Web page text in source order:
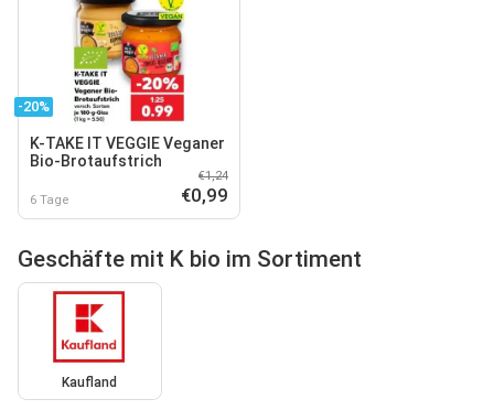
-20%
K-TAKE IT VEGGIE Veganer
Bio-Brotaufstrich
6 Tage
€1,24
€0,99
Geschäfte mit K bio im Sortiment
Kaufland